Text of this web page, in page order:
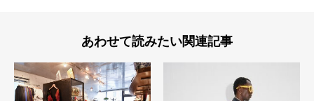
あわせて読みたい関連記事